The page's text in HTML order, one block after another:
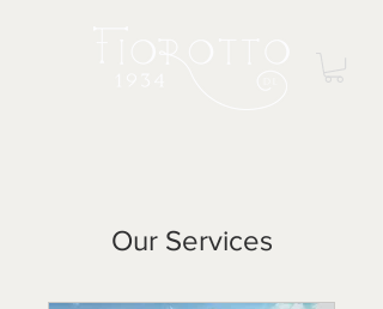
Our Services